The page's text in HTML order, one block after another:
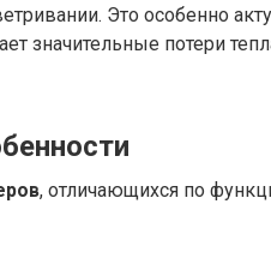
Это особенно
значительные потери
, отличающихся по